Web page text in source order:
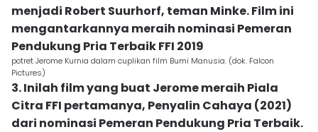
menjadi Robert Suurhorf, teman Minke. Film ini
mengantarkannya meraih nominasi Pemeran
Pendukung Pria Terbaik FFI 2019
potret Jerome Kurnia dalam cuplikan film Bumi Manusia. (dok. Falcon
Pictures)
3. Inilah film yang buat Jerome meraih Piala
Citra FFI pertamanya, Penyalin Cahaya (2021)
dari nominasi Pemeran Pendukung Pria Terbaik.